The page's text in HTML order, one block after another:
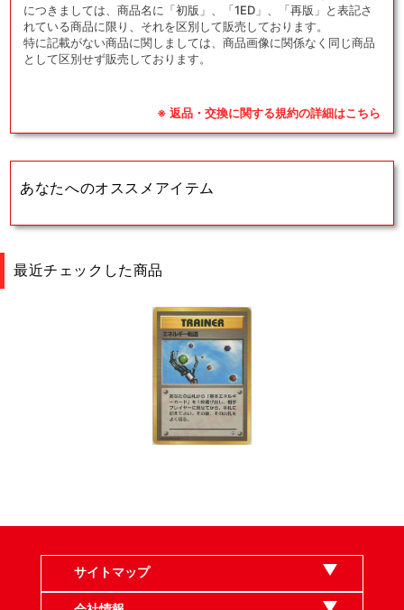
t]
の
数
量
ら
t]
の
数
量
や
につきましては、商品名に「初版」、「1ED」、「再版」と表記さ
れている商品に限り、それを区別して販売しております。
特に記載がない商品に関しましては、商品画像に関係なく同じ商品
として区別せず販売しております。
※ 返品・交換に関する規約の詳細はこちら
あなたへのオススメアイテム
最近チェックした商品
サイトマップ